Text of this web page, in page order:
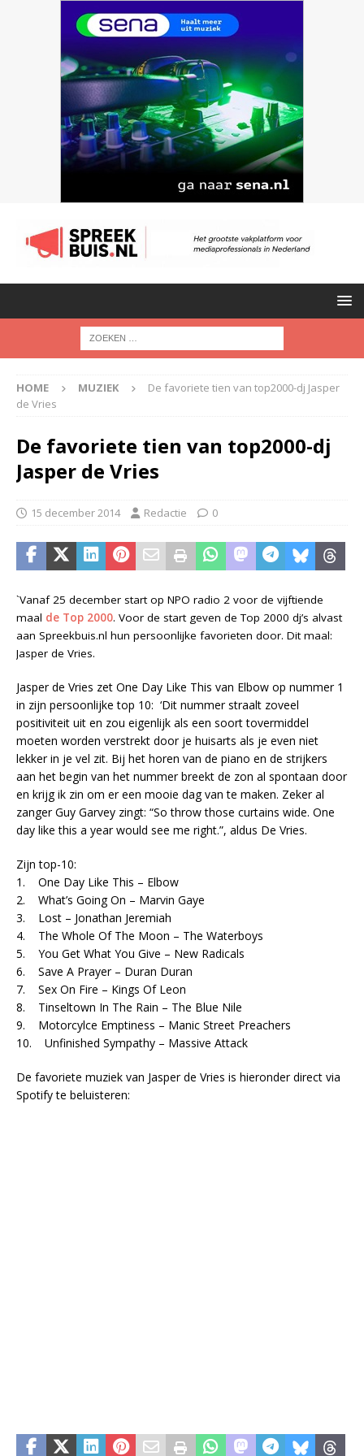
HOME MUZIEK
De favoriete tien van top2000-dj Jasper
de Vries
De favoriete tien van top2000-dj
Jasper de Vries
15 december 2014 Redactie 0
`Vanaf 25 december start op NPO radio 2 voor de vijftiende
maal de Top 2000. Voor de start geven de Top 2000 dj’s alvast
aan Spreekbuis.nl hun persoonlijke favorieten door. Dit maal:
Jasper de Vries.
Jasper de Vries zet One Day Like This van Elbow op nummer 1
in zijn persoonlijke top 10: ‘Dit nummer straalt zoveel
positiviteit uit en zou eigenlijk als een soort tovermiddel
moeten worden verstrekt door je huisarts als je even niet
lekker in je vel zit. Bij het horen van de piano en de strijkers
aan het begin van het nummer breekt de zon al spontaan door
en krijg ik zin om er een mooie dag van te maken. Zeker al
zanger Guy Garvey zingt: “So throw those curtains wide. One
day like this a year would see me right.”, aldus De Vries.
Zijn top-10:
1. One Day Like This – Elbow
2. What’s Going On – Marvin Gaye
3. Lost – Jonathan Jeremiah
4. The Whole Of The Moon – The Waterboys
5. You Get What You Give – New Radicals
6. Save A Prayer – Duran Duran
7. Sex On Fire – Kings Of Leon
8. Tinseltown In The Rain – The Blue Nile
9. Motorcylce Emptiness – Manic Street Preachers
10. Unfinished Sympathy – Massive Attack
De favoriete muziek van Jasper de Vries is hieronder direct via
Spotify te beluisteren: